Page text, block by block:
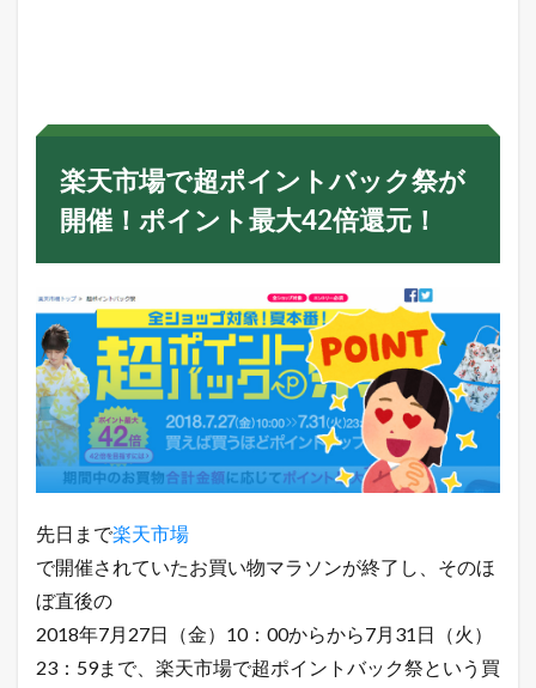
ン
ト
バ
ク
が
開
催
！
ポ
イ
ン
ト
最
大
2
倍
元
！
楽天市場で超ポイントバック祭が
開催！ポイント最大42倍還元！
先日まで楽天市場
で開催されていたお買い物マラソンが終了し、そのほ
ぼ直後の
2018年7月27日（金）10：00からから7月31日（火）
23：59まで、楽天市場で超ポイントバック祭という買